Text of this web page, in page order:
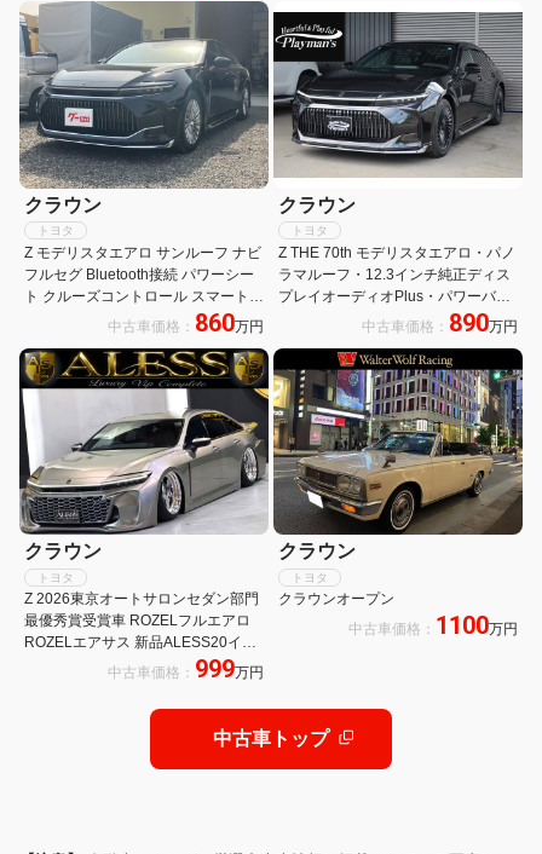
ドバンスドパーク
クラウン
トヨタ
Z モデリスタエアロ サンルーフ ナビ
フルセグ Bluetooth接続 パワーシー
ト クルーズコントロール スマートキ
ー プッシュスタート 革シート シー
中古車価格： 860万円
クラウン
トヨタ
Z THE 70th モデリスタエアロ・パノ
ラマルーフ・12.3インチ純正ディス
プレイオーディオPlus・パワーバッ
クドア・パノラミックビューモニタ
トヒーター・シートベンチレーショ
ン
中古車価格： 890万円
クラウン
トヨタ
Z 2026東京オートサロンセダン部門
最優秀賞受賞車 ROZELフルエアロ
ROZELエアサス 新品ALESS20イン
中古車価格： 999万円
クラウン
トヨタ
クラウンオープン
中古車価格： 1100万円
中古車トップ